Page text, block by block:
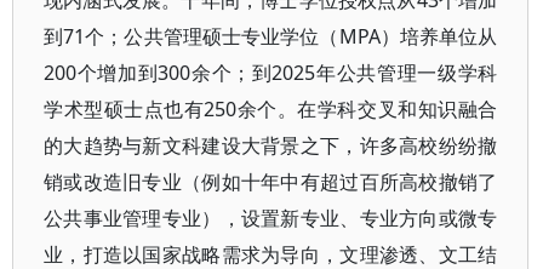
到71个；公共管理硕士专业学位（MPA）培养单位从
200个增加到300余个；到2025年公共管理一级学科
学术型硕士点也有250余个。在学科交叉和知识融合
的大趋势与新文科建设大背景之下，许多高校纷纷撤
销或改造旧专业（例如十年中有超过百所高校撤销了
公共事业管理专业），设置新专业、专业方向或微专
业，打造以国家战略需求为导向，文理渗透、文工结